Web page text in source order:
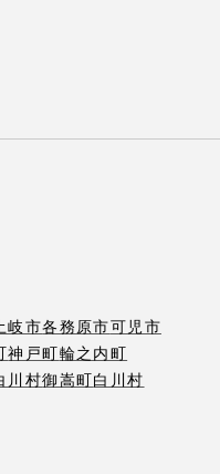
岐市各務原市可児市
神戸町輪之内町
川村御嵩町白川村